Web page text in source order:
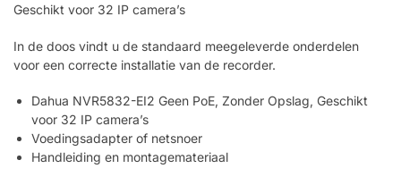
Geschikt voor 32 IP camera’s
In de doos vindt u de standaard meegeleverde onderdelen
voor een correcte installatie van de recorder.
Dahua NVR5832-EI2 Geen PoE, Zonder Opslag, Geschikt
voor 32 IP camera’s
Voedingsadapter of netsnoer
Handleiding en montagemateriaal